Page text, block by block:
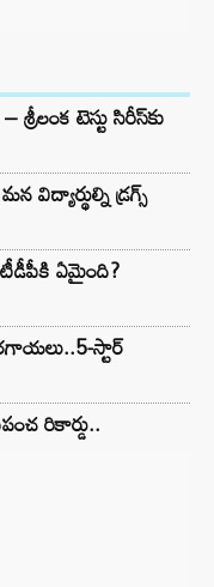
టెస్టు సిరీస్‌కు
విద్యార్థుల్ని డ్రగ్స్
ఏమైంది?
స్టార్
రికార్డు..